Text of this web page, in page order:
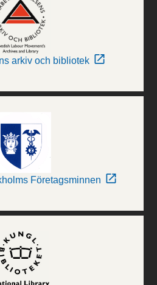
arkiv och bibliotek
Företagsminnen